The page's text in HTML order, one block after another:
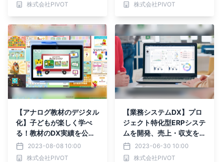
株式会社PIVOT
株式会社PIVOT
【アナログ教材のデジタル
化】子どもが楽しく学べ
る！教材のDX実績を公
開！2023-08-08 10:00
株式会社PIVOT
【業務システムDX】プロ
ジェクト特化型ERPシステ
ムを開発、売上・収支を可
視化し生産性と収益性の向
上を実現した実績を公開！
2023-06-30 10:00
株式会社PIVOT